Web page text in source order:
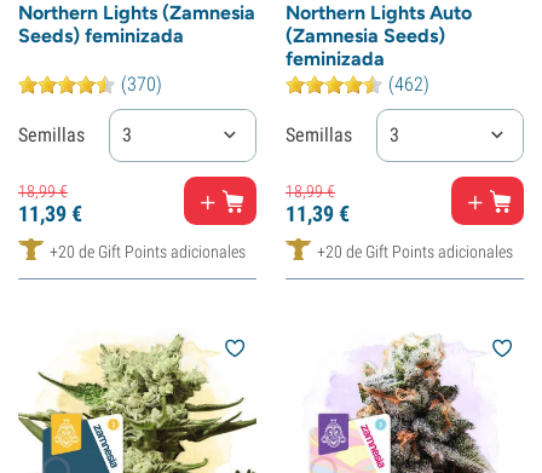
Northern Lights (Zamnesia
Seeds) feminizada
(370)
Semillas 3
18,99€
11,39€
+20 de Gift Points adicionales
Northern Lights Auto
(Zamnesia Seeds)
feminizada
(462)
Semillas 3
18,99€
11,39€
+20 de Gift Points adicionales